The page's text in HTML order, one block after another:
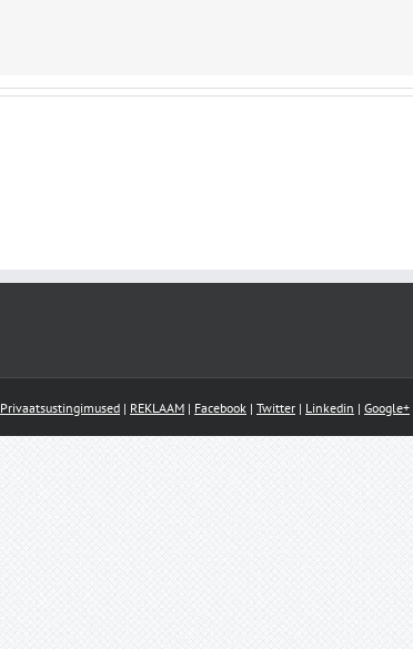
Privaatsustingimused | REKLAAM | Facebook | Twitter | Linkedin | Google+